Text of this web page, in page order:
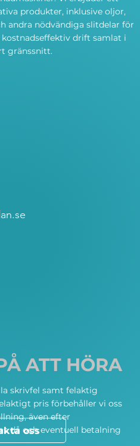
produkter, inklusive oljor,
andra nödvändiga slitdelar för
drift samlat i
gränssnitt.
ATT HÖRA
oss
skrivfel samt felaktig
pris förbehåller vi oss
även efter
då och eventuell betalning